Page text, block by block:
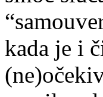
kada je i